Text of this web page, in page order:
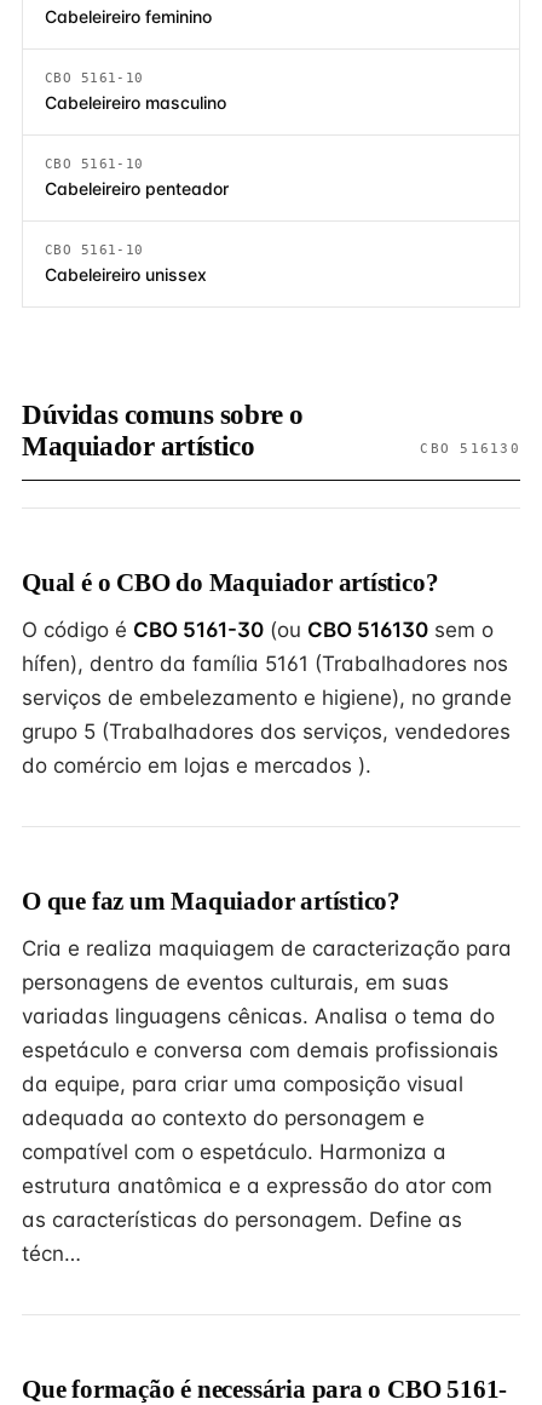
Cabeleireiro feminino
CBO 5161-10
Cabeleireiro masculino
CBO 5161-10
Cabeleireiro penteador
CBO 5161-10
Cabeleireiro unissex
Dúvidas comuns sobre o
Maquiador artístico
CBO 516130
Qual é o CBO do Maquiador artístico?
O código é CBO 5161-30 (ou CBO 516130 sem o
hífen), dentro da família 5161 (Trabalhadores nos
serviços de embelezamento e higiene), no grande
grupo 5 (Trabalhadores dos serviços, vendedores
do comércio em lojas e mercados ).
O que faz um Maquiador artístico?
Cria e realiza maquiagem de caracterização para
personagens de eventos culturais, em suas
variadas linguagens cênicas. Analisa o tema do
espetáculo e conversa com demais profissionais
da equipe, para criar uma composição visual
adequada ao contexto do personagem e
compatível com o espetáculo. Harmoniza a
estrutura anatômica e a expressão do ator com
as características do personagem. Define as
técn…
Que formação é necessária para o CBO 5161-